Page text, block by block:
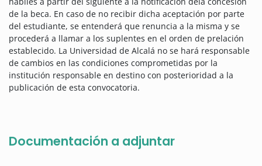
de la beca. En caso de no recibir dicha aceptación por parte
del estudiante, se entenderá que renuncia a la misma y se
procederá a llamar a los suplentes en el orden de prelación
establecido. La Universidad de Alcalá no se hará responsable
de cambios en las condiciones comprometidas por la
institución responsable en destino con posterioridad a la
publicación de esta convocatoria.
Documentación a adjuntar